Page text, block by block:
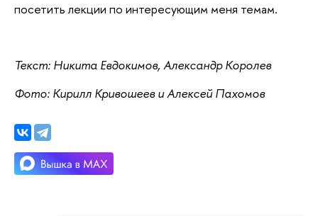
посетить лекции по интересующим меня темам.
Текст: Никита Евдокимов, Александр Королев
Фото: Кирилл Кривошеев и Алексей Пахомов